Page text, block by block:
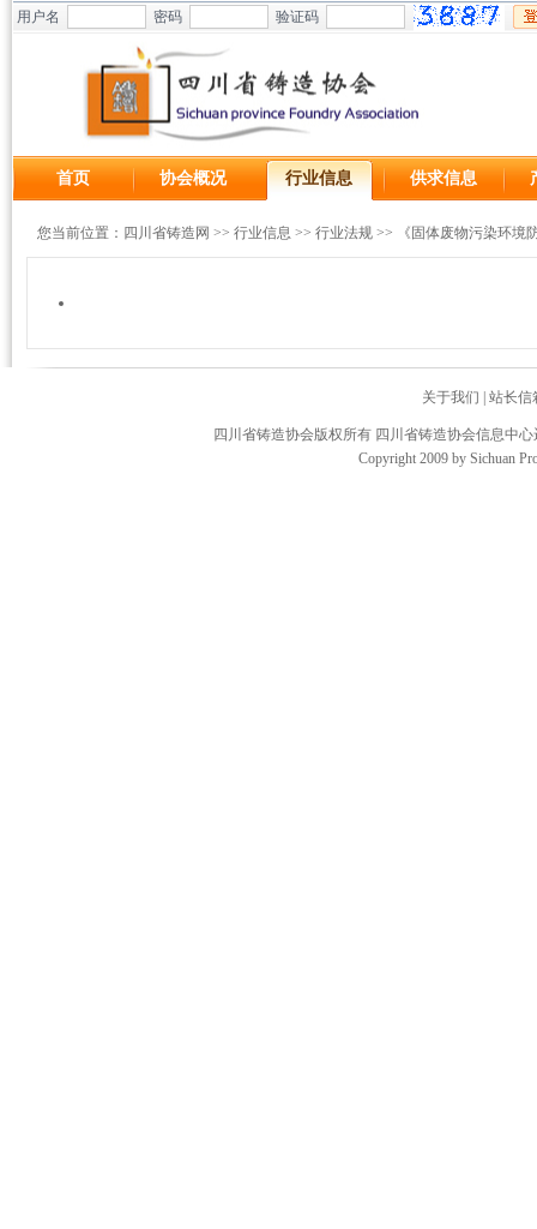
用户名 密码 验证码
首页 协会概况 行业信息 供求信息
您当前位置： 四川省铸造网 >> 行业信息 >> 行业法规 >> 《固体废物污染环境
关于我们 站长信
四川省铸造协会版权所有 四川省铸造协会信息中
Copyright 2009 by Sichuan